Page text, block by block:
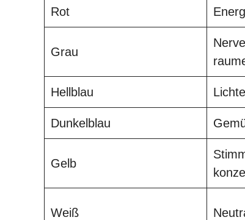
Rot
Grau
Hellblau
Dunkelblau
Gelb
Weiß